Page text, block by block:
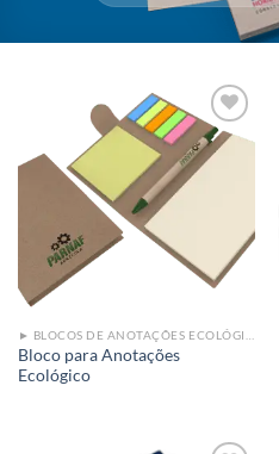
► BLOCOS DE ANOTAÇÕES ECOLÓGICO
Bloco para Anotações
Ecológico